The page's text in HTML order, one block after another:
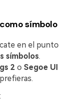
símbolo
en el punto
símbolos.
2 o Segoe UI